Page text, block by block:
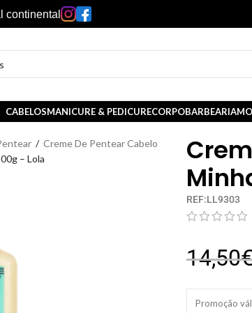
continental
CABELOSMANICURE & PEDICURECORPOBARBEARIA
/ Creme De Pentear Cabelo
– Lola
REF:LL9303
14,50
Promoção